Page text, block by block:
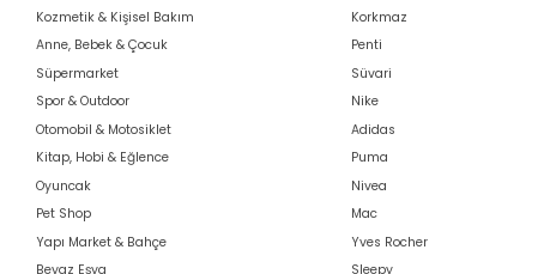
Kozmetik & Kişisel Bakım
Anne, Bebek & Çocuk
Süpermarket
Spor & Outdoor
Otomobil & Motosiklet
Kitap, Hobi & Eğlence
Oyuncak
Pet Shop
Yapı Market & Bahçe
Beyaz Eşya
Korkmaz
Penti
Süvari
Nike
Adidas
Puma
Nivea
Mac
Yves Rocher
Sleepy